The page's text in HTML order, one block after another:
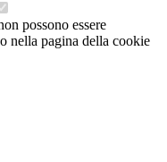
possono essere
nella pagina della cookie